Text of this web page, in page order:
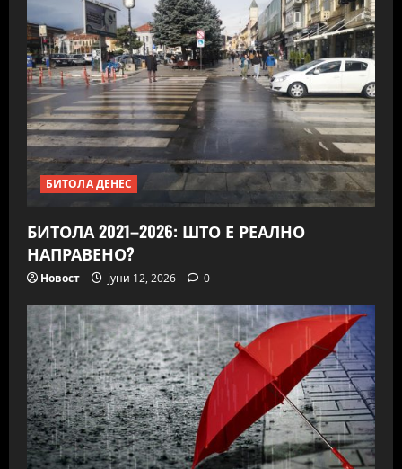
БИТОЛА ДЕНЕС
БИТОЛА 2021–2026: ШТО Е РЕАЛНО
НАПРАВЕНО?
Новост јуни 12, 2026 0